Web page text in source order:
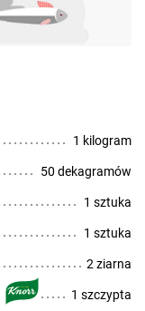
1 kilogram
50 dekagramów
1 sztuka
1 sztuka
2 ziarna
1 szczypta